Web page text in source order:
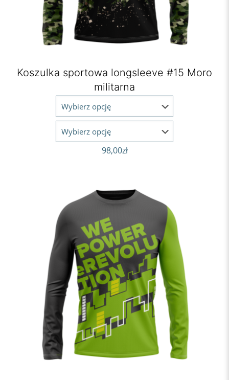
Koszulka sportowa longsleeve #15 Moro
militarna
98,00zł